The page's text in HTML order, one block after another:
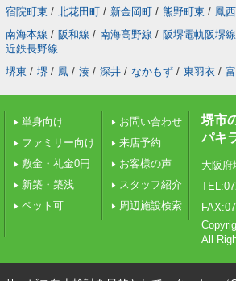
宿院町東 / 北花田町 / 新金岡町 / 熊野町東 / 鳳
南海本線 / 阪和線 / 南海高野線 / 阪堺電軌阪堺線
近鉄長野線
堺東 / 堺 / 鳳 / 湊 / 深井 / なかもず / 東羽衣 /
単身向け
ファミリー向け
敷金・礼金0円
新築・築浅
ペット可
お問い合わせ
来店予約
お客様の声
スタッフ紹介
周辺施設検索
堺市
パキ
大阪府
All